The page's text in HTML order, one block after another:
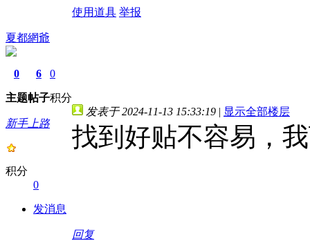
使用道具 举报
夏都網爺
0
主题
6
帖子
0
积分
新手上路
积分
0
发消息
发表于 2024-11-13 15:33:19 | 显示全部楼层
找到好贴不容易，
回复